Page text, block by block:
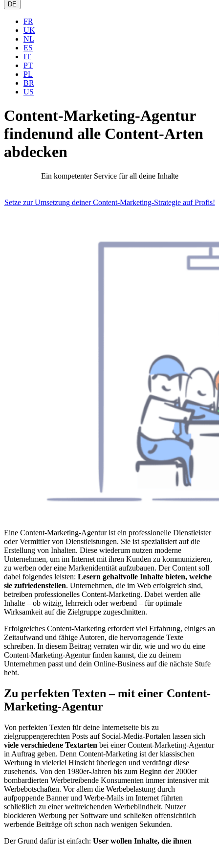
DE
FR
UK
NL
ES
IT
PT
PL
BR
US
Content-Marketing-Agentur
findenund alle Content-Arten
abdecken
Ein kompetenter Service für all deine Inhalte
Setze zur Umsetzung deiner Content-Marketing-Strategie auf Profis!
Eine Content-Marketing-Agentur ist ein professionelle Dienstleister
oder Vermittler von Dienstleistungen. Sie ist spezialisiert auf die
Erstellung von Inhalten. Diese wiederum nutzen moderne
Unternehmen, um im Internet mit ihren Kunden zu kommunizieren,
zu werben oder eine Markenidentität aufzubauen. Der Content soll
dabei folgendes leisten: Lesern gehaltvolle Inhalte bieten, welche
sie zufriedenstellen. Unternehmen, die im Web erfolgreich sind,
betreiben professionelles Content-Marketing. Dabei werden alle
Inhalte – ob witzig, lehrreich oder werbend – für optimale
Wirksamkeit auf die Zielgruppe zugeschnitten.
Erfolgreiches Content-Marketing erfordert viel Erfahrung, einiges an
Zeitaufwand und fähige Autoren, die hervorragende Texte
schreiben. In diesem Beitrag verraten wir dir, wie und wo du eine
Content-Marketing-Agentur finden kannst, die zu deinem
Unternehmen passt und dein Online-Business auf die nächste Stufe
hebt.
Zu perfekten Texten –mit einer Content-
Marketing-Agentur
Von perfekten Texten für deine Internetseite bis zu
zielgruppengerechten Posts auf Social-Media-Portalen lassen sich
viele verschiedene Textarten bei einer Content-Marketing-Agentur
in Auftrag geben. Denn Content-Marketing ist der klassischen
Werbung in vielerlei Hinsicht überlegen und verdrängt diese
zusehends. Von den 1980er-Jahren bis zum Beginn der 2000er
bombardierten Werbetreibende Konsumenten immer intensiver mit
Werbebotschaften. Vor allem die Werbebelastung durch
aufpoppende Banner und Werbe-Mails im Internet führten
schließlich zu einer weitreichenden Werbeblindheit. Nutzer
blockieren Werbung per Software und schließen offensichtlich
werbende Beiträge oft schon nach wenigen Sekunden.
Der Grund dafür ist einfach: User wollen Inhalte, die ihnen